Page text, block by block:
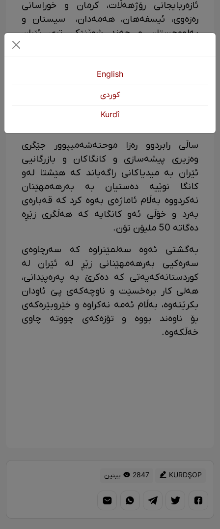
ئازەربایجانی رۆژهەڵات، کرمان و خوراسانی
رەزەوی، ئیسفەهان، هەمەدان، سیستان و
بەلووچستان و چەند شوێنێکی تری ئێران
لەم دواییانەدا لە نزیک شاری تەفتان لە
پارێزگای سیستان و بەلووچستان کانگایەکی
زێڕ دۆزرایەوە کە لە قۆناغی لێکۆڵینەوە و
ساڵی رابردوو رەزا موحتەشەمیپوور جێگری
وەزیری پیشەسازی و کانگاکان و بازرگانیی
ئێران بە میدیاکانی راگەیاند کە هێشتا لەو
کانگا نوێیە دەستیان بە بەرهەمهێنان
نەکردووە بەڵام ئاماژەی بەوە کرد کە قەبارەی
بەرد و خۆڵی ئەو کانگایە کە هەڵگری زێڕە
دەگاتە 50 ملیۆن تۆن.
بەگشتی ئەوە سەلمێنراوە کە سەرچاوەی
سەرەکیی بەرهەمهێنانی زێڕ لە ئێران لە
کوردستانەکەیەتی کە دەکرێ بە پەرەپێدانی،
هەلی کار برەخسێت و ناوچەکەی پێ ئاودان
بکرێتەوە، بەڵام ئەمە نەکراوە و خێروبێرەکەی
بۆ ناوەند بووە و تۆزەکەی چووتە چاوی
خەڵکەوە.
KURDŞOP 2847 بینین
English
كوردی
Kurdî